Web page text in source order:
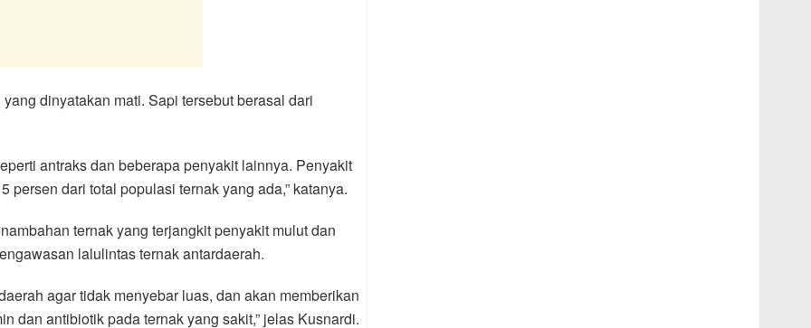
dinyatakan mati. Sapi tersebut berasal dari
antraks dan beberapa penyakit lainnya. Penyakit
persen dari total populasi ternak yang ada,” katanya.
ternak yang terjangkit penyakit mulut dan
lalulintas ternak antardaerah.
agar tidak menyebar luas, dan akan memberikan
dan antibiotik pada ternak yang sakit,” jelas Kusnardi.